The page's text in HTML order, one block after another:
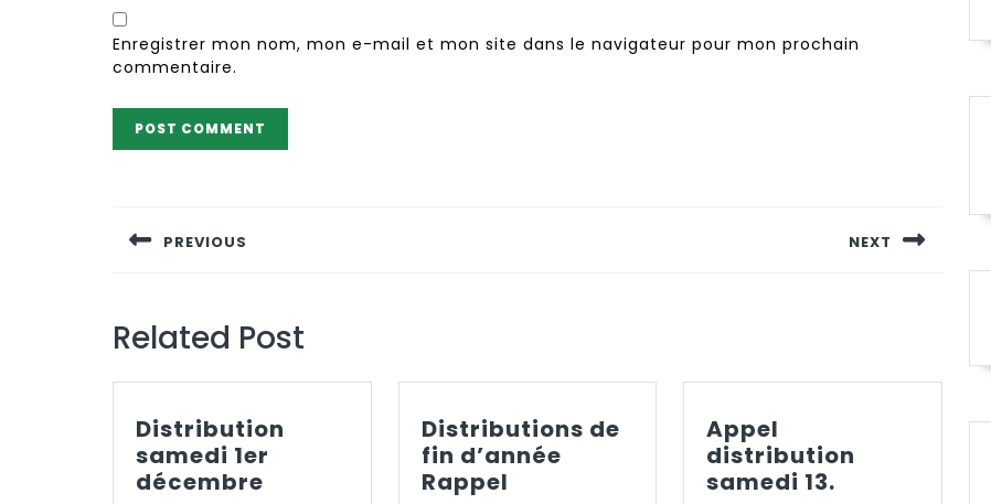
Enregistrer mon nom, mon e-mail et mon site dans le navigateur pour mon prochain
commentaire.
de PREVIOUS NEXT
Related Post
Distribution
samedi 1er
décembre
Distributions de
fin d’année
Rappel
Appel
distribution
samedi 13.